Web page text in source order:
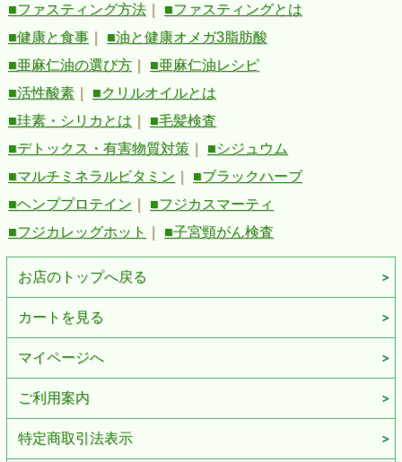
■ファスティング方法
■ファスティングとは
■健康と食事
■油と健康オメガ3脂肪酸
■亜麻仁油の選び方
■亜麻仁油レシピ
■活性酸素
■クリルオイルとは
■珪素・シリカとは
■毛髪検査
■デトックス・有害物質対策
■シジュウム
■マルチミネラルビタミン
■ブラックハーブ
■ヘンププロテイン
■フジカスマーティ
■フジカレッグホット
■子宮頸がん検査
お店のトップへ戻る
カートを見る
マイページへ
ご利用案内
特定商取引法表示